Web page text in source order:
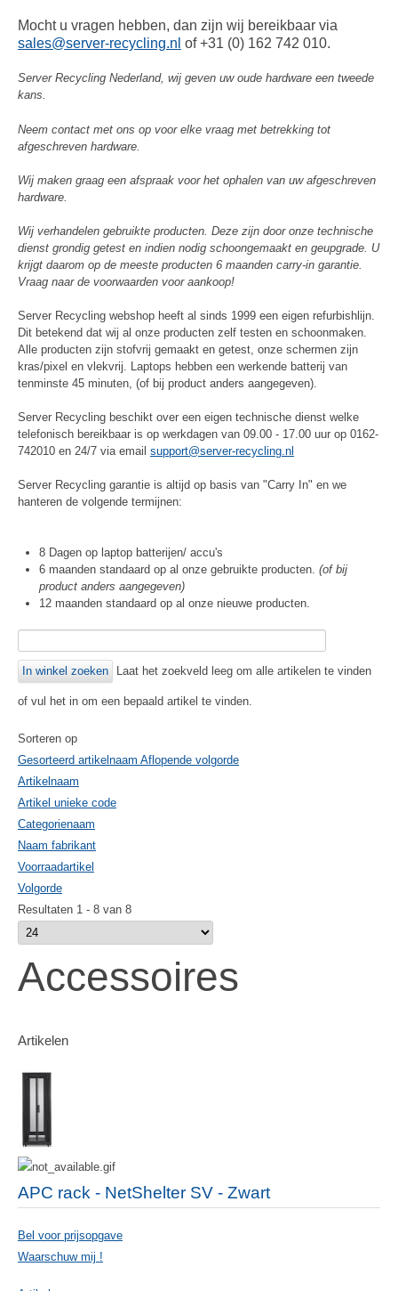
Mocht u vragen hebben, dan zijn wij bereikbaar via
sales@server-recycling.nl of +31 (0) 162 742 010.
Server Recycling Nederland, wij geven uw oude hardware een tweede
kans.
Neem contact met ons op voor elke vraag met betrekking tot
afgeschreven hardware.
Wij maken graag een afspraak voor het ophalen van uw afgeschreven
hardware.
Wij verhandelen gebruikte producten. Deze zijn door onze technische
dienst grondig getest en indien nodig schoongemaakt en geupgrade. U
krijgt daarom op de meeste producten 6 maanden carry-in garantie.
Vraag naar de voorwaarden voor aankoop!
Server Recycling webshop heeft al sinds 1999 een eigen refurbishlijn.
Dit betekend dat wij al onze producten zelf testen en schoonmaken.
Alle producten zijn stofvrij gemaakt en getest, onze schermen zijn
kras/pixel en vlekvrij. Laptops hebben een werkende batterij van
tenminste 45 minuten, (of bij product anders aangegeven).
Server Recycling beschikt over een eigen technische dienst welke
telefonisch bereikbaar is op werkdagen van 09.00 - 17.00 uur op 0162-
742010 en 24/7 via email support@server-recycling.nl
Server Recycling garantie is altijd op basis van "Carry In" en we
hanteren de volgende termijnen:
8 Dagen op laptop batterijen/ accu's
6 maanden standaard op al onze gebruikte producten. (of bij
product anders aangegeven)
12 maanden standaard op al onze nieuwe producten.
Laat het zoekveld leeg om alle artikelen te vinden
of vul het in om een bepaald artikel te vinden.
Sorteren op
Gesorteerd artikelnaam Aflopende volgorde
Artikelnaam
Artikel unieke code
Categorienaam
Naam fabrikant
Voorraadartikel
Volgorde
Resultaten 1 - 8 van 8
Accessoires
Artikelen
APC rack - NetShelter SV - Zwart
Bel voor prijsopgave
Waarschuw mij !